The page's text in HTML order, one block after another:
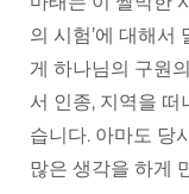
의 시험’에 대해서
게 하나님의 구원
서 인종, 지역을
습니다. 아마도 당
많은 생각을 하게